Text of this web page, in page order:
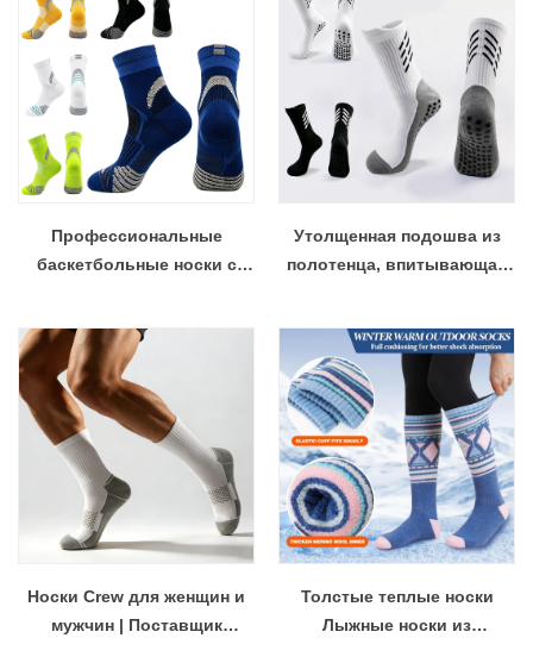
спортивные носки для
гольфа
противоскользящие
спортивные носки для
мужчин ODM
Профессиональные
баскетбольные носки с
полотенцем, высота
экипажа, вязаная средняя
трубка
Утолщенная подошва из
полотенца, впитывающая
футбольные спортивные
носки для футбола, носки
для йоги
Носки Crew для женщин и
мужчин | Поставщик
Толстые теплые носки
Лыжные носки из